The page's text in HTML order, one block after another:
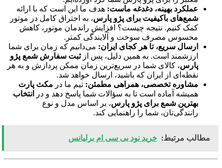
عملکرد بهینه، دغدغه ماست: هدف ما این است که با ارائه
شمع‌های باکیفیت برای پژو پارس، به احتراق کامل در موتور
کمک کنیم. نتیجه چیست؟ افزایش راندمان موتور، کاهش
محسوس مصرف سوخت و آلایندگی کمتر.
ارسال سریع، تا هر کجای ایران: می‌دانیم که زمان برای شما
ارزشمند است. به همین دلیل، پس ازثبت سفارش شمع پژو
پارس، کالای شما در سریع‌ترین زمان ممکن پردازش و به هر
نقطه‌ای از ایران که باشید، ارسال خواهد شد.
مشاوره تخصصی، همراهی مطمئن: تیم ما در مکث پارت
همیشه آماده است تا به سؤالات شما پاسخ دهد و در
انتخاب
بهترین شمع برای پژو پارس، بر اساس مدل و نوع
رانندگی‌تان، شما را راهنمایی کند.
مطالب مرتبط: خرید نود بی سی ام برلیانس